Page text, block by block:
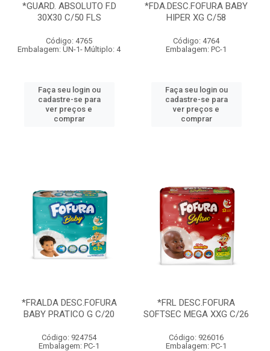
*GUARD. ABSOLUTO F.D
30X30 C/50 FLS
Código: 4765
Embalagem: UN-1- Múltiplo: 4
Faça seu login ou
cadastre-se para
ver preços e
comprar
*FDA.DESC.FOFURA BABY
HIPER XG C/58
Código: 4764
Embalagem: PC-1
Faça seu login ou
cadastre-se para
ver preços e
comprar
*FRALDA DESC.FOFURA
BABY PRATICO G C/20
Código: 924754
Embalagem: PC-1
*FRL DESC.FOFURA
SOFTSEC MEGA XXG C/26
Código: 926016
Embalagem: PC-1